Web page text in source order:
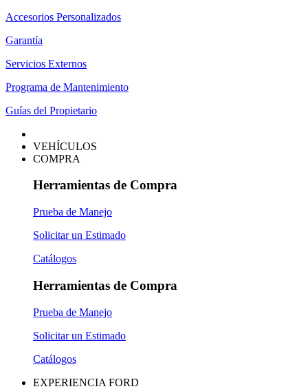
Accesorios Personalizados
Garantía
Servicios Externos
Programa de Mantenimiento
Guías del Propietario
VEHÍCULOS
COMPRA
Herramientas de Compra
Prueba de Manejo
Solicitar un Estimado
Catálogos
Herramientas de Compra
Prueba de Manejo
Solicitar un Estimado
Catálogos
EXPERIENCIA FORD